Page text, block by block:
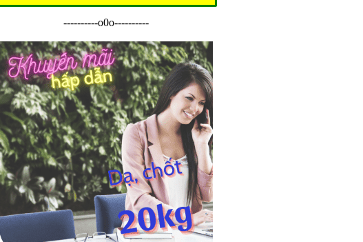
----------o0o----------